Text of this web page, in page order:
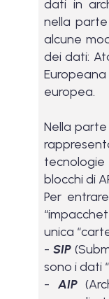
dati in
nella
alcune
dei dati:
europea.
Nella
blocchi di
Per
unica
- SIP
sono i dati
- AIP